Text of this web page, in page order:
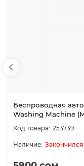
Беспроводная
Washing Machine
253739
Закончился